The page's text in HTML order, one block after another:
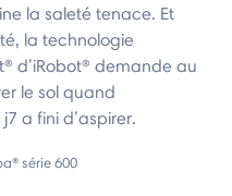
la saleté tenace. Et
la technologie
d’iRobot® demande au
le sol quand
a fini d’aspirer.
série 600